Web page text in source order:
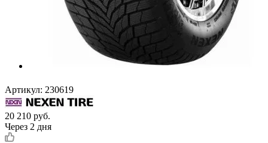
Артикул: 230619
20 210 руб.
Через 2 дня